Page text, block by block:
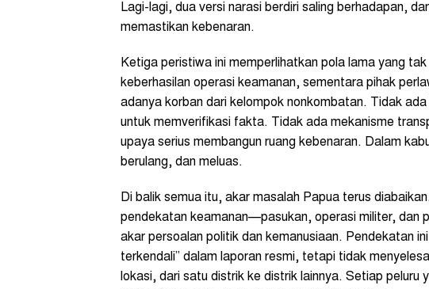
Lagi-lagi, dua versi narasi berdiri saling berhadapan,
memastikan kebenaran.
Ketiga peristiwa ini memperlihatkan pola lama yang
keberhasilan operasi keamanan, sementara pihak
adanya korban dari kelompok nonkombatan. Tidak
untuk memverifikasi fakta. Tidak ada mekanisme
upaya serius membangun ruang kebenaran. Dalam
berulang, dan meluas.
Di balik semua itu, akar masalah Papua terus
pendekatan keamanan—pasukan, operasi militer, dan
akar persoalan politik dan kemanusiaan. Pendekatan
terkendali” dalam laporan resmi, tetapi tidak
lokasi, dari satu distrik ke distrik lainnya. Setiap peluru